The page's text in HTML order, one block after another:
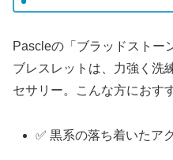
Pascleの「ブラッドストー
ブレスレットは、力強く洗
セサリー。こんな方におす
✅ 黒系の落ち着いたア